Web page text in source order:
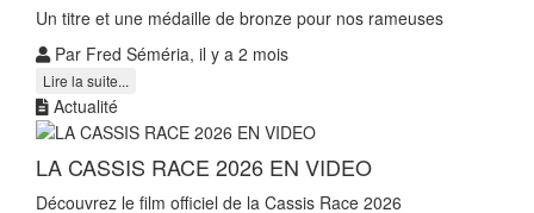
Un titre et une médaille de bronze pour nos rameuses
Par Fred Séméria, il y a 2 mois
Lire la suite...
Actualité
LA CASSIS RACE 2026 EN VIDEO
Découvrez le film officiel de la Cassis Race 2026